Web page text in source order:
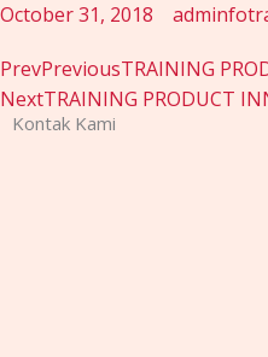
October 31, 2018
PrevPreviousTRAINING
NextTRAINING PRODUCT
Kontak Kami